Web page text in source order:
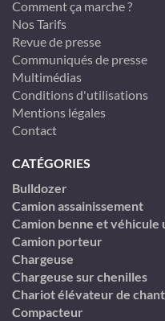
Comment ça marche ?
Nos Tarifs
Revue de presse
Communiqués de presse
Multimédias
Conditions d'utilisations
Mentions légales
Contact
CATÉGORIES
Bulldozer
Camion assainissement
Camion benne et
Camion porteur
Chargeuse
Chargeuse sur chenilles
Chariot élévateur de
Compacteur